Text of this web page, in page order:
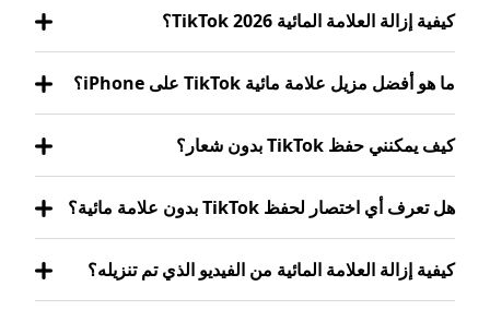
كيفية إزالة العلامة المائية TikTok 2026؟
ما هو أفضل مزيل علامة مائية TikTok على iPhone؟
كيف يمكنني حفظ TikTok بدون شعار؟
هل تعرف أي اختصار لحفظ TikTok بدون علامة مائية؟
كيفية إزالة العلامة المائية من الفيديو الذي تم تنزيله؟